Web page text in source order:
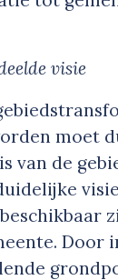
visie
moet
van de
Door